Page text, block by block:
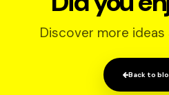
Discover more
Back to